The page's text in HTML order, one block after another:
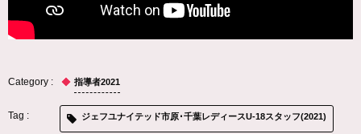
指導者2021
ジェフユナイテッド市原･千葉レディースU-18スタッフ(2021)